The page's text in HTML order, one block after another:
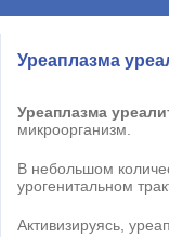
Уреаплазма
Уреаплазма
микроорганизм.
В небольшом
урогенитальном
Активизируясь,